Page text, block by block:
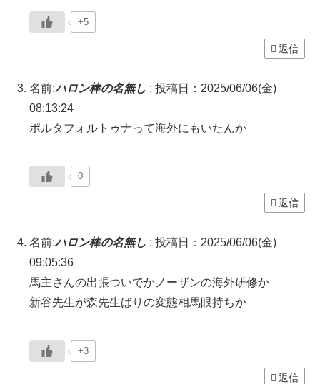
+5
返信
名前:ハロン棒の名無し : 投稿日：2025/06/06(金)
08:13:24
ポルタフォルトゥナって海外にもいたんか
0
返信
名前:ハロン棒の名無し : 投稿日：2025/06/06(金)
09:05:36
馬主さんの出張ついでかノーザンの海外研修か
新谷先生が森先生ばりの変態相馬眼持ちか
+3
返信